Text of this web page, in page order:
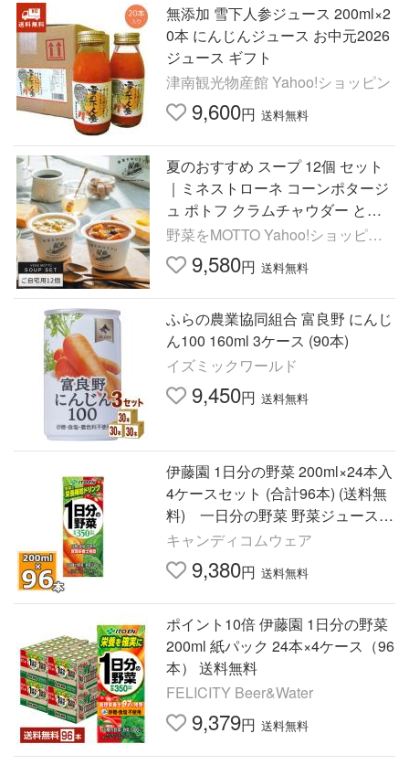
無添加 雪下人参ジュース 200ml×2
0本 にんじんジュース お中元2026
ジュース ギフト
津南観光物産館 Yahoo!ショッピン
9,600円 送料無料
夏のおすすめ スープ 12個 セット
｜ミネストローネ コーンポタージ
ュ ポトフ クラムチャウダー とん
汁 鶏白湯 参鶏湯 かぶ にんじん
野菜をMOTTO Yahoo!ショッピン
グ店9,580円 送料無料
ふらの農業協同組合 富良野 にんじ
ん100 160ml 3ケース (90本)
イズミックワールド
9,450円 送料無料
伊藤園 1日分の野菜 200ml×24本入
4ケースセット (合計96本) (送料無
料) 一日分の野菜 野菜ジュース
野菜飲料
キャンディコムウェア
9,380円 送料無料
ポイント10倍 伊藤園 1日分の野菜
200ml 紙パック 24本×4ケース（96
本） 送料無料
FELICITY Beer&Water
9,379円 送料無料